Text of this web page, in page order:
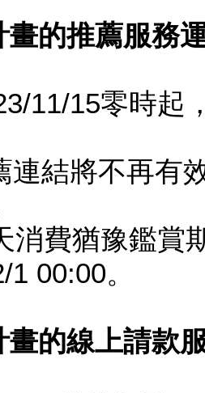
畫的推薦服務
11/15零時起
連結將不再有
消費猶豫鑑賞
00:00。
畫的線上請款